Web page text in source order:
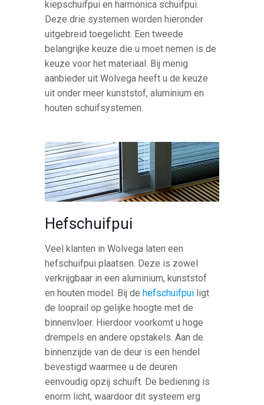
kiepschuifpui en harmonica schuifpui.
Deze drie systemen worden hieronder
uitgebreid toegelicht. Een tweede
belangrijke keuze die u moet nemen is de
keuze voor het materiaal. Bij menig
aanbieder uit Wolvega heeft u de keuze
uit onder meer kunststof, aluminium en
houten schuifsystemen.
Hefschuifpui
Veel klanten in Wolvega laten een
hefschuifpui plaatsen. Deze is zowel
verkrijgbaar in een aluminium, kunststof
en houten model. Bij de hefschuifpui ligt
de looprail op gelijke hoogte met de
binnenvloer. Hierdoor voorkomt u hoge
drempels en andere opstakels. Aan de
binnenzijde van de deur is een hendel
bevestigd waarmee u de deuren
eenvoudig opzij schuift. De bediening is
enorm licht, waardoor dit systeem erg